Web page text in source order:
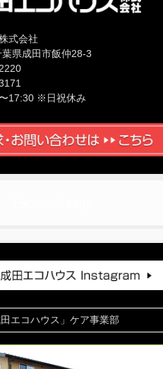
式会社
県成田市飯仲28-3
17:30 ※日祝休み
田エコハウス」ケア事業部